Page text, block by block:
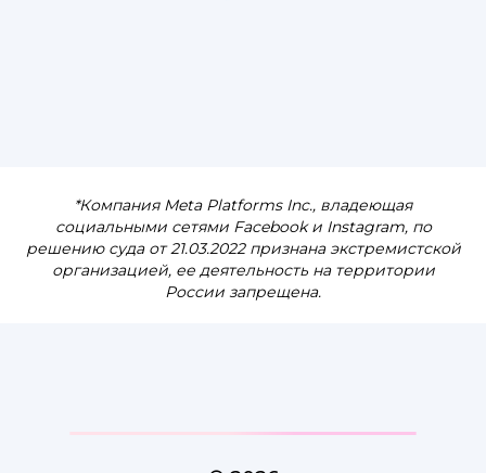
*Компания Meta Platforms Inc., владеющая
социальными сетями Facebook и Instagram, по
решению суда от 21.03.2022 признана экстремистской
организацией, ее деятельность на территории
России запрещена.